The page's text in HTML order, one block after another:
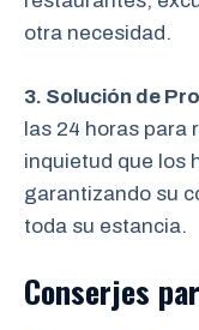
otra necesidad.
3. Solución de
las 24 horas para
inquietud que los
garantizando su
toda su estancia.
Conserjes